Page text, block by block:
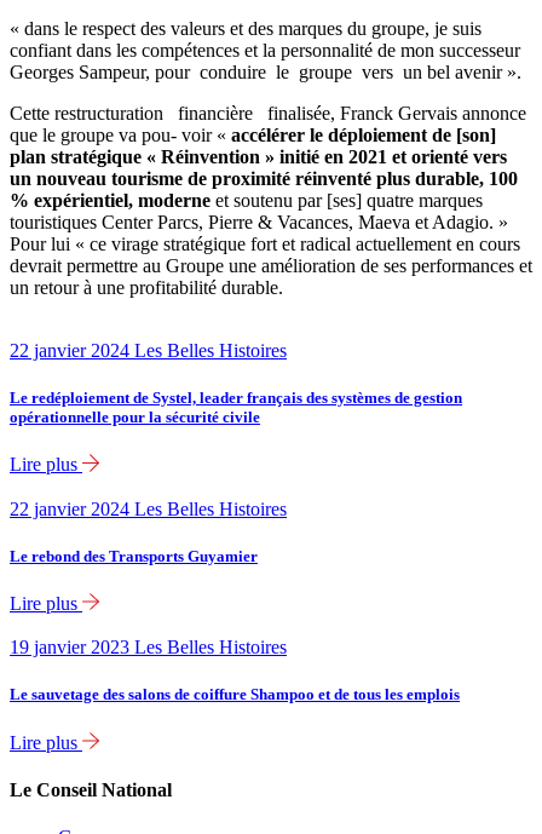
« dans le respect des valeurs et des marques du groupe, je suis
confiant dans les compétences et la personnalité de mon successeur
Georges Sampeur, pour conduire le groupe vers un bel avenir ».
Cette restructuration financière finalisée, Franck Gervais annonce
que le groupe va pou- voir « accélérer le déploiement de [son]
plan stratégique « Réinvention » initié en 2021 et orienté vers
un nouveau tourisme de proximité réinventé plus durable, 100
% expérientiel, moderne et soutenu par [ses] quatre marques
touristiques Center Parcs, Pierre & Vacances, Maeva et Adagio. »
Pour lui « ce virage stratégique fort et radical actuellement en cours
devrait permettre au Groupe une amélioration de ses performances et
un retour à une profitabilité durable.
22 janvier 2024 Les Belles Histoires
Le redéploiement de Systel, leader français des systèmes de gestion
opérationnelle pour la sécurité civile
Lire plus
22 janvier 2024 Les Belles Histoires
Le rebond des Transports Guyamier
Lire plus
19 janvier 2023 Les Belles Histoires
Le sauvetage des salons de coiffure Shampoo et de tous les emplois
Lire plus
Le Conseil National